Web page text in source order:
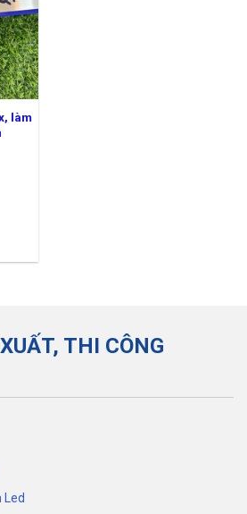
làm
THI CÔNG
Led